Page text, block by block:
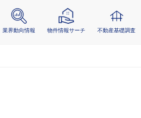
業界動向情報 物件情報サーチ 不動産基礎調査